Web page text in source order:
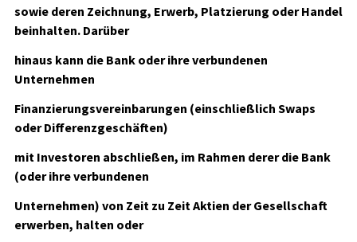
sowie deren Zeichnung, Erwerb, Platzierung oder Handel
beinhalten. Darüber
hinaus kann die Bank oder ihre verbundenen
Unternehmen
Finanzierungsvereinbarungen (einschließlich Swaps
oder Differenzgeschäften)
mit Investoren abschließen, im Rahmen derer die Bank
(oder ihre verbundenen
Unternehmen) von Zeit zu Zeit Aktien der Gesellschaft
erwerben, halten oder